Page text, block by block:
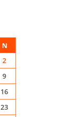
N
2
9
16
23